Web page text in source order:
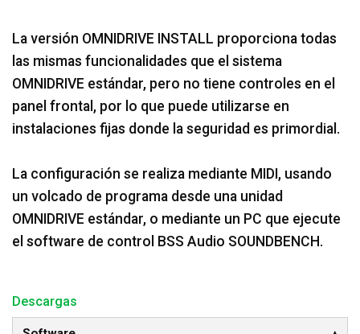
La versión OMNIDRIVE INSTALL proporciona todas
las mismas funcionalidades que el sistema
OMNIDRIVE estándar, pero no tiene controles en el
panel frontal, por lo que puede utilizarse en
instalaciones fijas donde la seguridad es primordial.
La configuración se realiza mediante MIDI, usando
un volcado de programa desde una unidad
OMNIDRIVE estándar, o mediante un PC que ejecute
el software de control BSS Audio SOUNDBENCH.
Descargas